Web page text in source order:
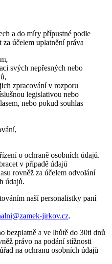
a do míry přípustné podle
za účelem uplatnění práva
svých nepřesných nebo
zpracování v rozporu
legislativou nebo
nebo pokud souhlas
o ochraně osobních údajů.
v případě údajů
rovněž za účelem odvolání
údajů.
naší personalistky paní
jirkov.cz.
bezplatně a ve lhůtě do 30ti dnů
právo na podání stížnosti
na ochranu osobních údajů